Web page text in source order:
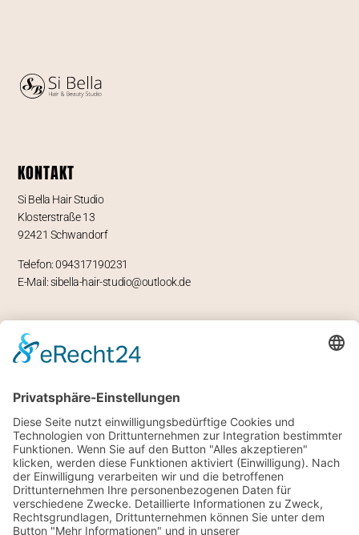
KONTAKT
Si Bella Hair Studio
Klosterstraße 13
92421 Schwandorf
Telefon: 094317190231
E-Mail: sibella-hair-studio@outlook.de
ÖFFNUNGSZEITEN
Sa 8 bis 14 Uhr
RECHTLICHES
Impressum
Datenschutz